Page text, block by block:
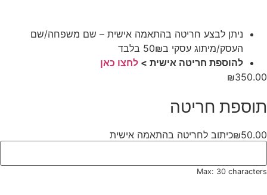
ניתן לבצע חריטה בהתאמה אישית – שם משפחה/שם
העסק/מיתוג עסקי ב50₪ בלבד
להוספת חריטה אישית > לחצו כאן
₪350.00
תוספת חריטה
כיתוב לחריטה בהתאמה אישית₪50.00
Max: 30 characters